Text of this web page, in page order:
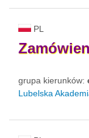
PL
grupa kierunków:
Lubelska